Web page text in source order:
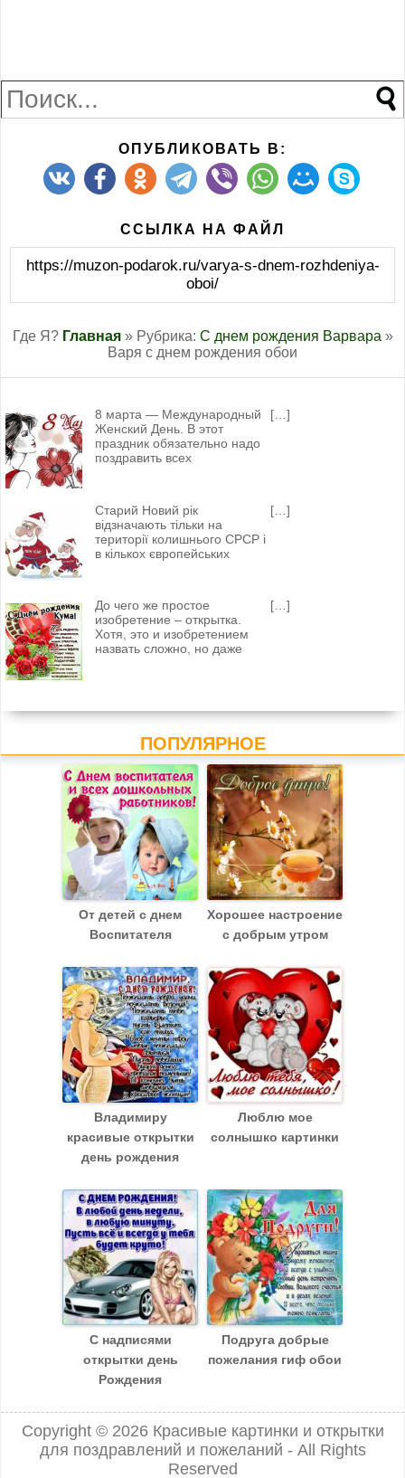
ОПУБЛИКОВАТЬ В:
ССЫЛКА НА ФАЙЛ
https://muzon-podarok.ru/varya-s-dnem-rozhdeniya-
oboi/
Где Я? Главная» Рубрика: С днем рождения Варвара »
Варя с днем рождения обои
8 марта — Международный
Женский День. В этот
праздник обязательно надо
поздравить всех
[…]
Старий Новий рік
відзначають тільки на
території колишнього СРСР і
в кількох європейських
[…]
До чего же простое
изобретение – открытка.
Хотя, это и изобретением
назвать сложно, но даже
[…]
ПОПУЛЯРНОЕ
От детей с днем
Воспитателя
Хорошее настроение
с добрым утром
Владимиру
красивые открытки
день рождения
Люблю мое
солнышко картинки
С надписями
открытки день
Рождения
Подруга добрые
пожелания гиф обои
Copyright © 2026 Красивые картинки и открытки
для поздравлений и пожеланий - All Rights
Reserved